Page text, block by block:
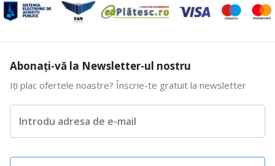
Abonați-vă la Newsletter-ul nostru
Iți plac ofertele noastre? Înscrie-te gratuit la newsletter
Introdu adresa de e-mail